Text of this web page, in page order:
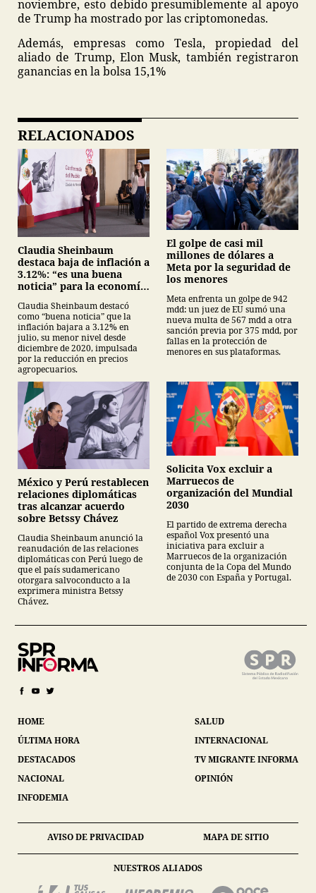
noviembre, esto debido presumiblemente al apoyo
de Trump ha mostrado por las criptomonedas.
Además, empresas como Tesla, propiedad del
aliado de Trump, Elon Musk, también registraron
ganancias en la bolsa 15,1%
RELACIONADOS
Claudia Sheinbaum
destaca baja de inflación a
3.12%: “es una buena
noticia” para la economía
Claudia Sheinbaum destacó
como “buena noticia” que la
inflación bajara a 3.12% en
julio, su menor nivel desde
diciembre de 2020, impulsada
por la reducción en precios
agropecuarios.
El golpe de casi mil
millones de dólares a
Meta por la seguridad de
los menores
Meta enfrenta un golpe de 942
mdd: un juez de EU sumó una
nueva multa de 567 mdd a otra
sanción previa por 375 mdd, por
fallas en la protección de
menores en sus plataformas.
México y Perú restablecen
relaciones diplomáticas
tras alcanzar acuerdo
sobre Betssy Chávez
Claudia Sheinbaum anunció la
reanudación de las relaciones
diplomáticas con Perú luego de
que el país sudamericano
otorgara salvoconducto a la
exprimera ministra Betssy
Chávez.
Solicita Vox excluir a
Marruecos de
organización del Mundial
2030
El partido de extrema derecha
español Vox presentó una
iniciativa para excluir a
Marruecos de la organización
conjunta de la Copa del Mundo
de 2030 con España y Portugal.
HOME
ÚLTIMA HORA
DESTACADOS
NACIONAL
INFODEMIA
SALUD
INTERNACIONAL
TV MIGRANTE INFORMA
OPINIÓN
AVISO DE PRIVACIDAD MAPA DE SITIO
NUESTROS ALIADOS